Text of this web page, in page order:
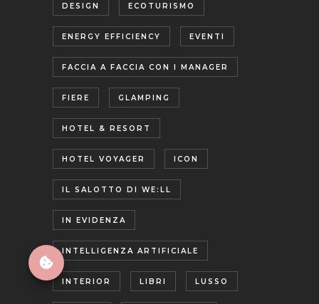
DESIGN ECOTURISMO
ENERGY EFFICIENCY EVENTI
FACCIA A FACCIA CON I MANAGER
FIERE GLAMPING
HOTEL & RESORT
HOTEL VOYAGER ICON
IL SALOTTO DI WE:LL
IN EVIDENZA
INTELLIGENZA ARTIFICIALE
INTERIOR LIBRI LUSSO